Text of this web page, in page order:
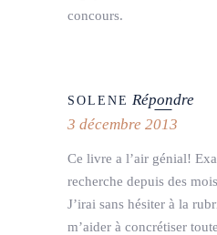
concours.
SOLENE Répondre
3 décembre 2013
Ce livre a l’air génial!
recherche depuis des
J’irai sans hésiter à la
m’aider à concrétiser